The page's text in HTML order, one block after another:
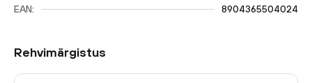
EAN: 8904365504024
Rehvimärgistus